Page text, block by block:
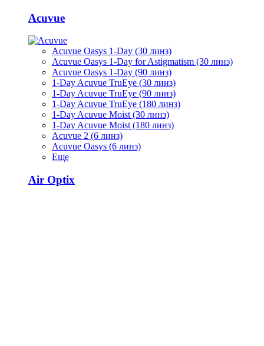
Acuvue
Acuvue Oasys 1-Day (30 линз)
Acuvue Oasys 1-Day for Astigmatism (30 линз)
Acuvue Oasys 1-Day (90 линз)
1-Day Acuvue TruEye (30 линз)
1-Day Acuvue TruEye (90 линз)
1-Day Acuvue TruEye (180 линз)
1-Day Acuvue Moist (30 линз)
1-Day Acuvue Moist (180 линз)
Acuvue 2 (6 линз)
Acuvue Oasys (6 линз)
Еще
Air Optix